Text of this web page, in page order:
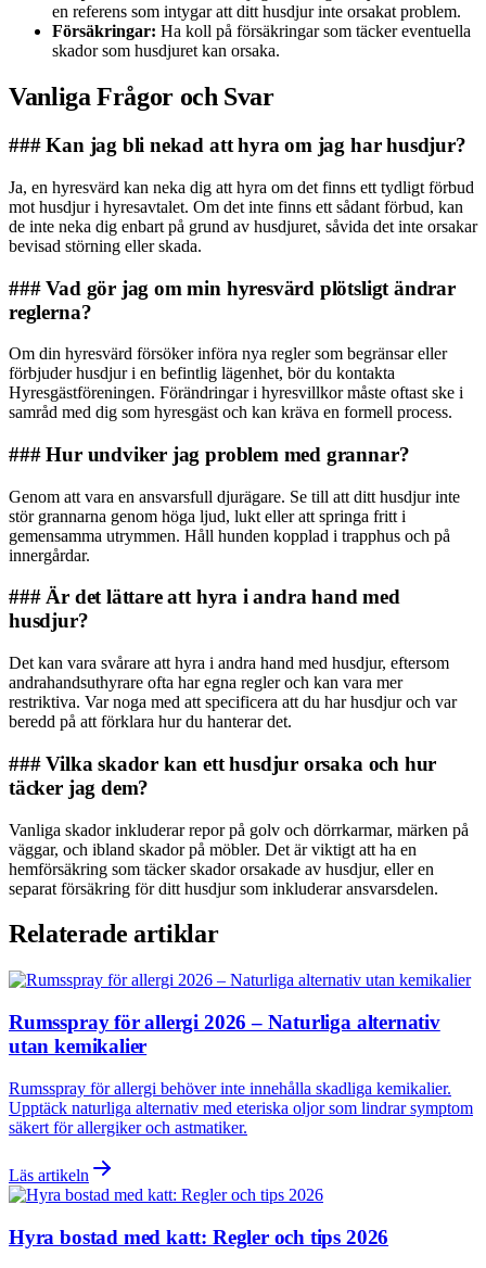
en referens som intygar att ditt husdjur inte orsakat problem.
Försäkringar: Ha koll på försäkringar som täcker eventuella
skador som husdjuret kan orsaka.
Vanliga Frågor och Svar
### Kan jag bli nekad att hyra om jag har husdjur?
Ja, en hyresvärd kan neka dig att hyra om det finns ett tydligt förbud
mot husdjur i hyresavtalet. Om det inte finns ett sådant förbud, kan
de inte neka dig enbart på grund av husdjuret, såvida det inte orsakar
bevisad störning eller skada.
### Vad gör jag om min hyresvärd plötsligt ändrar
reglerna?
Om din hyresvärd försöker införa nya regler som begränsar eller
förbjuder husdjur i en befintlig lägenhet, bör du kontakta
Hyresgästföreningen. Förändringar i hyresvillkor måste oftast ske i
samråd med dig som hyresgäst och kan kräva en formell process.
### Hur undviker jag problem med grannar?
Genom att vara en ansvarsfull djurägare. Se till att ditt husdjur inte
stör grannarna genom höga ljud, lukt eller att springa fritt i
gemensamma utrymmen. Håll hunden kopplad i trapphus och på
innergårdar.
### Är det lättare att hyra i andra hand med
husdjur?
Det kan vara svårare att hyra i andra hand med husdjur, eftersom
andrahandsuthyrare ofta har egna regler och kan vara mer
restriktiva. Var noga med att specificera att du har husdjur och var
beredd på att förklara hur du hanterar det.
### Vilka skador kan ett husdjur orsaka och hur
täcker jag dem?
Vanliga skador inkluderar repor på golv och dörrkarmar, märken på
väggar, och ibland skador på möbler. Det är viktigt att ha en
hemförsäkring som täcker skador orsakade av husdjur, eller en
separat försäkring för ditt husdjur som inkluderar ansvarsdelen.
Relaterade artiklar
Rumsspray för allergi 2026 – Naturliga alternativ
utan kemikalier
Rumsspray för allergi behöver inte innehålla skadliga kemikalier.
Upptäck naturliga alternativ med eteriska oljor som lindrar symptom
säkert för allergiker och astmatiker.
Läs artikeln
Hyra bostad med katt: Regler och tips 2026